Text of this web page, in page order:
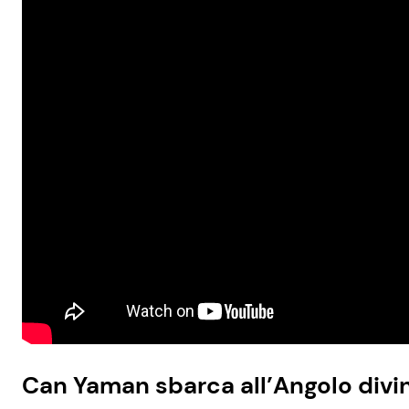
Can Yaman sbarca all’Angolo